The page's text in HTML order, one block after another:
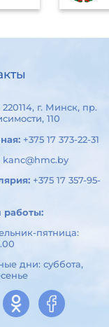
220114, г. Минск, пр.
110
+375 17 373-22-31
kanc@hmc.by
+375 17 357-95-
пятница:
дни: суббота,